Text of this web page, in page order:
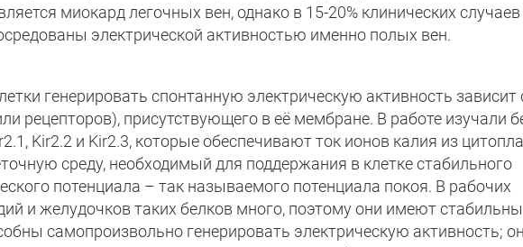
миокард легочных вен, однако в 15-20% клинических случаев
электрической активностью именно полых вен.
генерировать спонтанную электрическую активность зависит
рецепторов), присутствующего в её мембране. В работе изучали
Kir2.2 и Kir2.3, которые обеспечивают ток ионов калия из
среду, необходимый для поддержания в клетке стабильного
потенциала – так называемого потенциала покоя. В рабочих
и желудочков таких белков много, поэтому они имеют
самопроизвольно генерировать электрическую активность;